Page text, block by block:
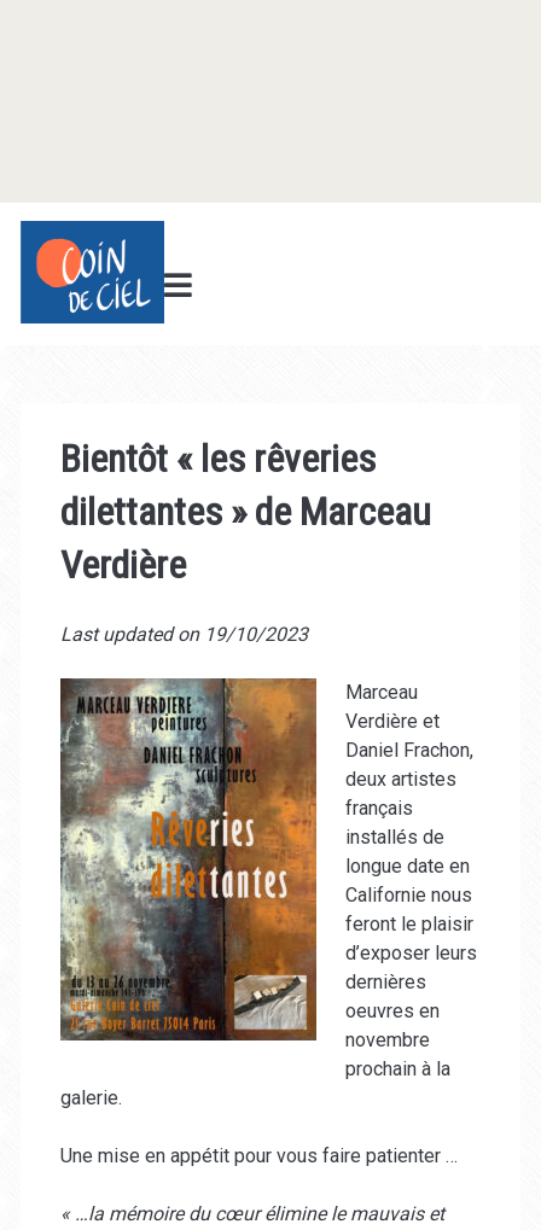
Bientôt « les rêveries
dilettantes » de Marceau
Verdière
Last updated on 19/10/2023
Marceau
Verdière et
Daniel Frachon,
deux artistes
français
installés de
longue date en
Californie nous
feront le plaisir
d’exposer leurs
dernières
oeuvres en
novembre
prochain à la
galerie.
Une mise en appétit pour vous faire patienter …
« …la mémoire du cœur élimine le mauvais et